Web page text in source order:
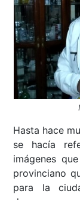
Hasta hace
se hacía
imágenes
provinciano
para la